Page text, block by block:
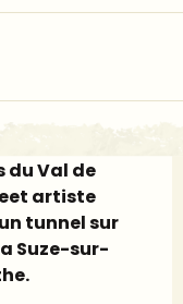
le rendre
du Val de
artiste
tunnel sur
Suze-sur-